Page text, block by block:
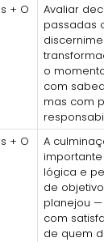
+ O
Avaliar
passadas
o
com
mas com
+ O
A
lógica e
de
planejou
com
de quem